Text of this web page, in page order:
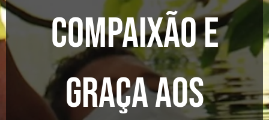
Compaixão e
Graça aos